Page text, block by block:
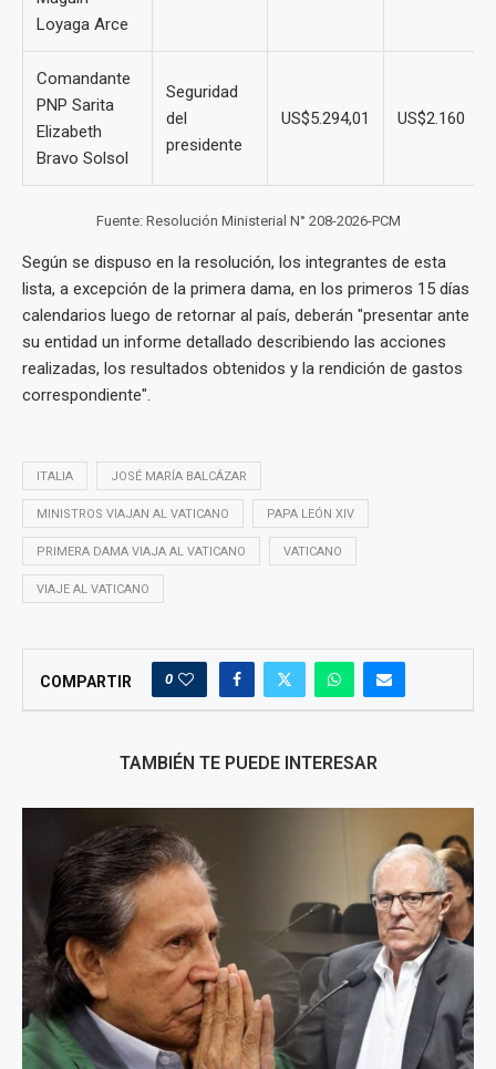
Loyaga Arce
Comandante
PNP Sarita
Elizabeth
Bravo Solsol
Seguridad
del
presidente
US$5.294,01 US$2.160
Fuente: Resolución Ministerial N° 208-2026-PCM
Según se dispuso en la resolución, los integrantes de esta
lista, a excepción de la primera dama, en los primeros 15 días
calendarios luego de retornar al país, deberán "presentar ante
su entidad un informe detallado describiendo las acciones
realizadas, los resultados obtenidos y la rendición de gastos
correspondiente".
ITALIA JOSÉ MARÍA BALCÁZAR
MINISTROS VIAJAN AL VATICANO PAPA LEÓN XIV
PRIMERA DAMA VIAJA AL VATICANO VATICANO
VIAJE AL VATICANO
COMPARTIR 0
TAMBIÉN TE PUEDE INTERESAR